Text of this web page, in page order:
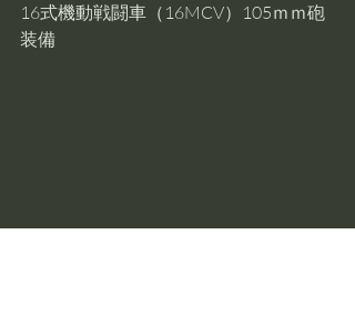
16式機動戦闘車（16MCV）105ｍｍ砲
装備